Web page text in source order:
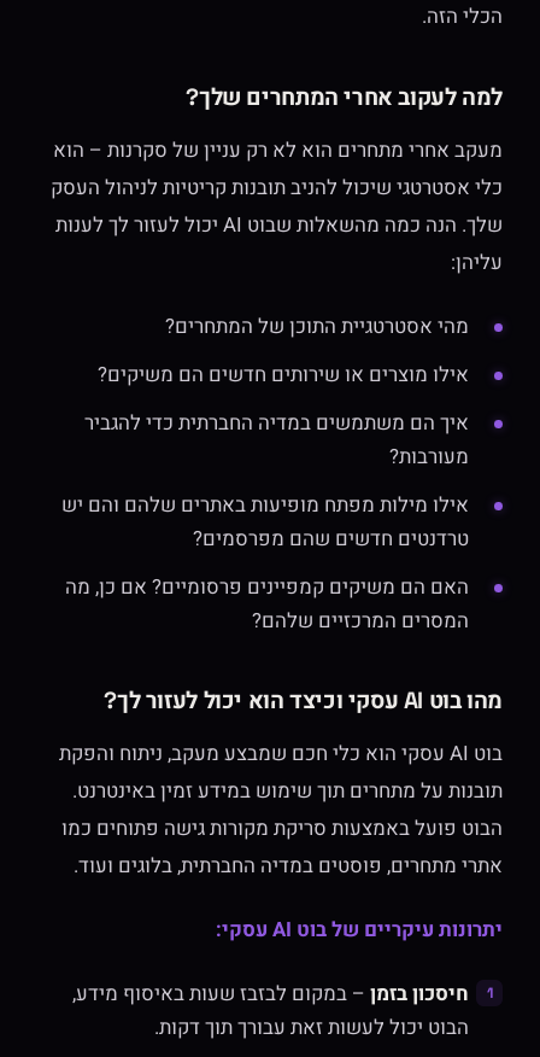
הכלי הזה.
למה לעקוב אחרי המתחרים שלך?
מעקב אחרי מתחרים הוא לא רק עניין של סקרנות – הוא
כלי אסטרטגי שיכול להניב תובנות קריטיות לניהול העסק
שלך. הנה כמה מהשאלות שבוט AI יכול לעזור לך לענות
עליהן:
מהי אסטרטגיית התוכן של המתחרים?
אילו מוצרים או שירותים חדשים הם משיקים?
איך הם משתמשים במדיה החברתית כדי להגביר
מעורבות?
אילו מילות מפתח מופיעות באתרים שלהם והם יש
טרדנטים חדשים שהם מפרסמים?
האם הם משיקים קמפיינים פרסומיים? אם כן, מה
המסרים המרכזיים שלהם?
מהו בוט AI עסקי וכיצד הוא יכול לעזור לך?
בוט AI עסקי הוא כלי חכם שמבצע מעקב, ניתוח והפקת
תובנות על מתחרים תוך שימוש במידע זמין באינטרנט.
הבוט פועל באמצעות סריקת מקורות גישה פתוחים כמו
אתרי מתחרים, פוסטים במדיה החברתית, בלוגים ועוד.
יתרונות עיקריים של בוט AI עסקי:
חיסכון בזמן– במקום לבזבז שעות באיסוף מידע,
הבוט יכול לעשות זאת עבורך תוך דקות.